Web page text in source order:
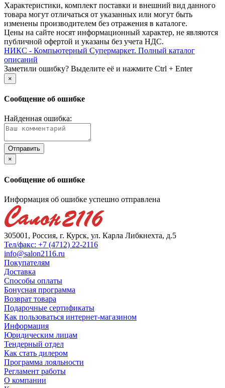
Xарактеристики, комплект поставки и внешний вид данного
товара могут отличаться от указанных или могут быть
изменены производителем без отражения в каталоге.
Цены на сайте носят информационный характер, не являются
публичной офертой и указаны без учета НДС.
НИКС - Компьютерный Cупермаркет. Полный каталог
описаний
Заметили ошибку? Выделите её и нажмите Ctrl + Enter
×
Сообщение об ошибке
Найденная ошибка:
×
Сообщение об ошибке
Информация об ошибке успешно отправлена
305001, Россия, г. Курск, ул. Карла Либкнехта, д.5
Тел/факс: +7 (4712) 22-2116
info@salon2116.ru
Покупателям
Доставка
Способы оплаты
Бонусная программа
Возврат товара
Подарочные сертификаты
Как пользоваться интернет-магазином
Информация
Юридическим лицам
Тендерный отдел
Как стать дилером
Программа лояльности
Регламент работы
О компании